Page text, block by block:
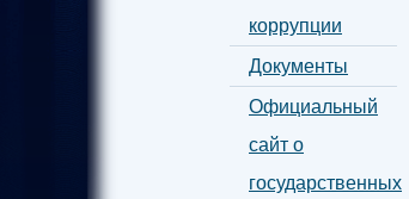
коррупции
Документы
Официальный
сайт о
государственных